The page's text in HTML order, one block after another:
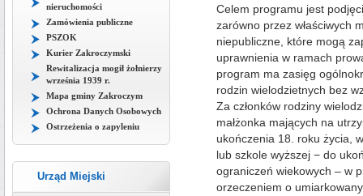
nieruchomości
Zamówienia publiczne
PSZOK
Kurier Zakroczymski
Rewitalizacja mogił żołnierzy
września 1939 r.
Mapa gminy Zakroczym
Ochrona Danych Osobowych
Ostrzeżenia o zapyleniu
Urząd Miejski
Celem programu jest
zarówno przez właściwych
niepubliczne, które mogą
uprawnienia w ramach
program ma zasięg
rodzin wielodzietnych bez
Za członków rodziny
małżonka mających na
ukończenia 18. roku życia,
lub szkole wyższej − do
ograniczeń wiekowych – w
orzeczeniem o